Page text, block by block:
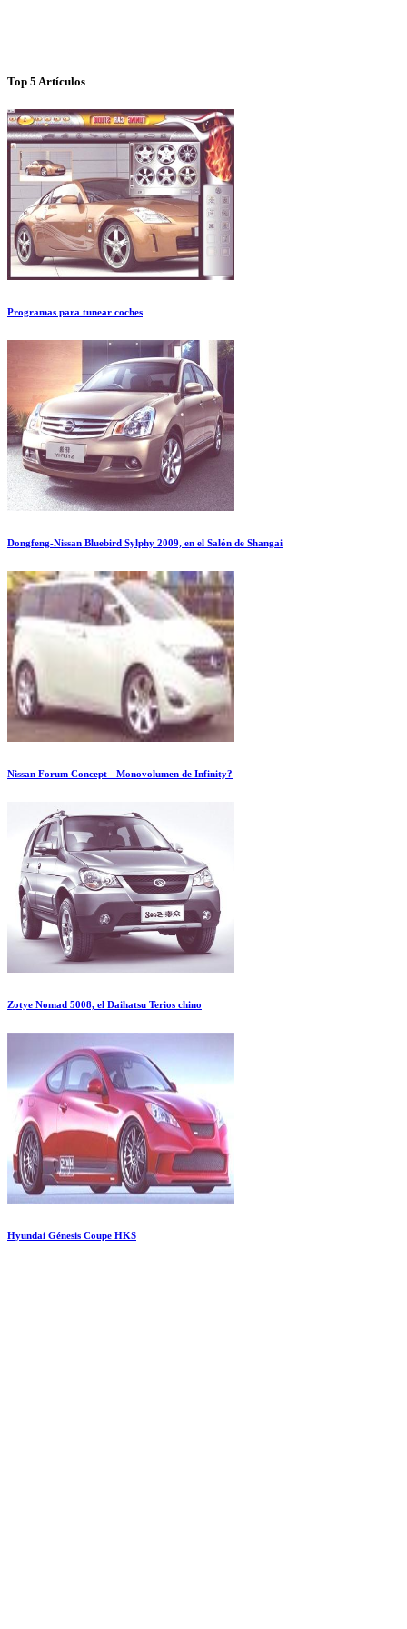
Top 5 Artículos
Programas para tunear coches
Dongfeng-Nissan Bluebird Sylphy 2009, en el Salón de Shangai
Nissan Forum Concept - Monovolumen de Infinity?
Zotye Nomad 5008, el Daihatsu Terios chino
Hyundai Génesis Coupe HKS